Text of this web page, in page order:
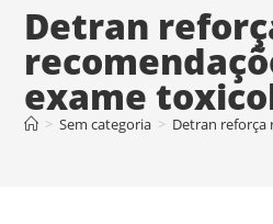
Detran
exame
> Sem categoria > Detran reforça